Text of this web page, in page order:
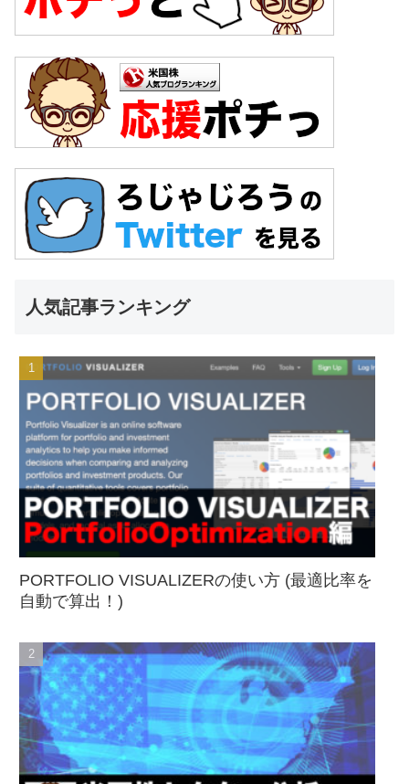
人気記事ランキング
PORTFOLIO VISUALIZERの使い方 (最適比率を
自動で算出！)